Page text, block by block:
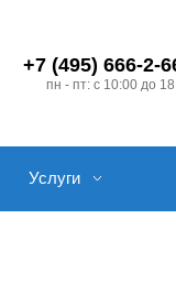
+7 (495) 666-2-
пн - пт: с 10:00 до
Услуги